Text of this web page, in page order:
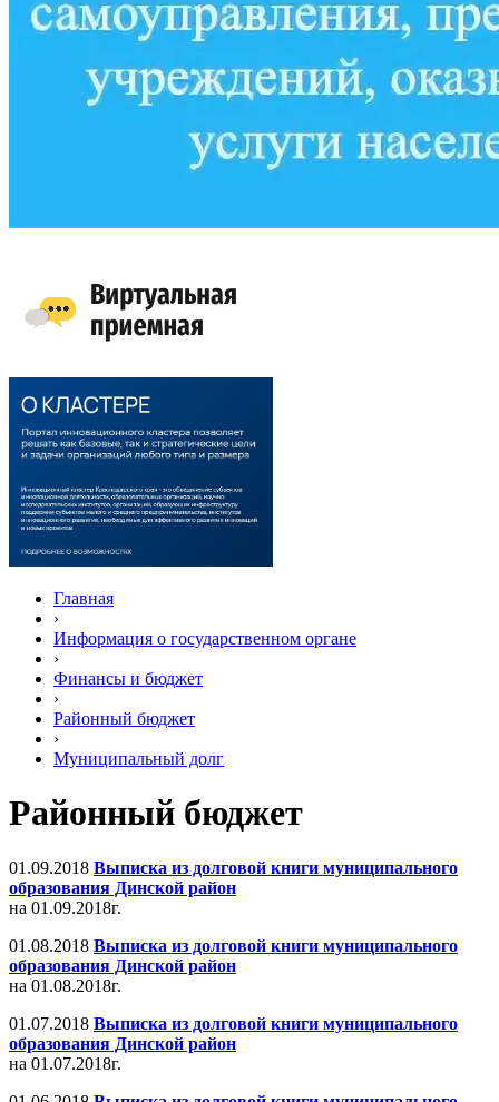
Главная
›
Информация о государственном органе
›
Финансы и бюджет
›
Районный бюджет
›
Муниципальный долг
Районный бюджет
01.09.2018 Выписка из долговой книги муниципального
образования Динской район
на 01.09.2018г.
01.08.2018 Выписка из долговой книги муниципального
образования Динской район
на 01.08.2018г.
01.07.2018 Выписка из долговой книги муниципального
образования Динской район
на 01.07.2018г.